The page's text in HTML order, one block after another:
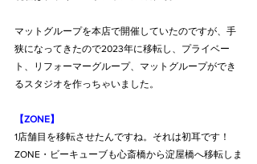
マットグループを本店で開催していたのですが、手
狭になってきたので2023年に移転し、プライベー
ト、リフォーマーグループ、マットグループができ
るスタジオを作っちゃいました。
【ZONE】
1店舗目を移転させたんですね。それは初耳です！
ZONE・ビーキューブも心斎橋から淀屋橋へ移転しま